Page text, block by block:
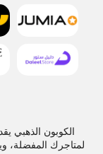
الكوبون الذهبي
لمتاجرك المفضلة،